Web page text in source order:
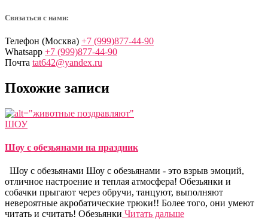
Связаться с нами:
Телефон (Москва) +7 (999)877-44-90
Whatsapp +7 (999)877-44-90
Почта tat642@yandex.ru
Похожие записи
ШОУ
Шоу с обезьянами на праздник
Шоу с обезьянами Шоу с обезьянами - это взрыв эмоций,
отличное настроение и теплая атмосфера! Обезьянки и
собачки прыгают через обручи, танцуют, выполняют
невероятные акробатические трюки!! Более того, они умеют
читать и считать! Обезьянки Читать дальше